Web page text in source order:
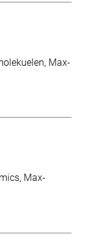
Max-
Max-